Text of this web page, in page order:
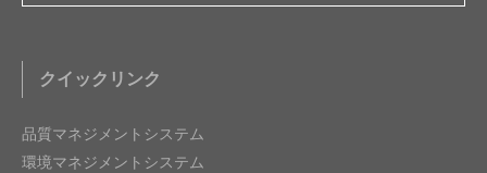
クイックリンク
品質マネジメントシステム
環境マネジメントシステム